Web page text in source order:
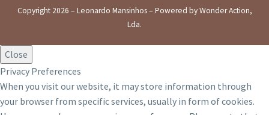
Copyright 2026 – Leonardo Mansinhos – Powered by Wonder Action,
Lda.
Close
Privacy Preferences
When you visit our website, it may store information through
your browser from specific services, usually in form of cookies.